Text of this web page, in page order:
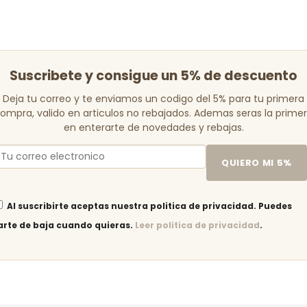
Suscribete y consigue un 5% de descuento
Deja tu correo y te enviamos un codigo del 5% para tu primera
valido en articulos no rebajados. Ademas seras la
en enterarte de novedades y rebajas.
QUIERO MI 5%
Al suscribirte aceptas nuestra politica de privacidad. Puedes
de baja cuando quieras. Leer politica de privacidad.